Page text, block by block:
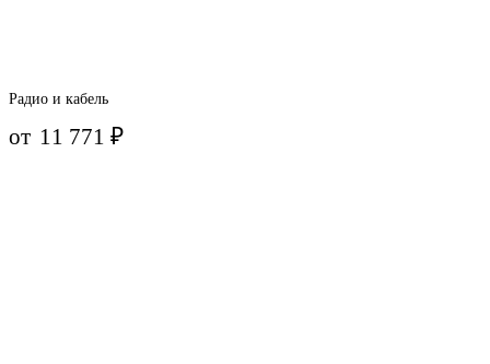
Радио и кабель
от 11 771₽